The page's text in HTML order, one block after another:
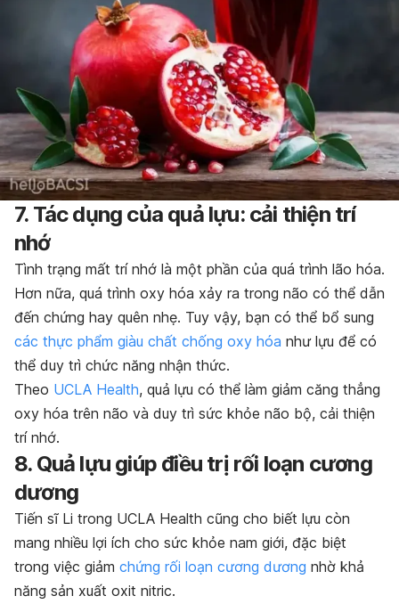
7. Tác dụng của quả lựu: cải thiện trí
nhớ
Tình trạng mất trí nhớ là một phần của quá trình lão hóa.
Hơn nữa, quá trình oxy hóa xảy ra trong não có thể dẫn
đến chứng hay quên nhẹ. Tuy vậy, bạn có thể bổ sung
các thực phẩm giàu chất chống oxy hóa như lựu để có
thể duy trì chức năng nhận thức.
Theo UCLA Health, quả lựu có thể làm giảm căng thẳng
oxy hóa trên não và duy trì sức khỏe não bộ, cải thiện
trí nhớ.
8. Quả lựu giúp điều trị rối loạn cương
dương
Tiến sĩ Li trong UCLA Health cũng cho biết lựu còn
mang nhiều lợi ích cho sức khỏe nam giới, đặc biệt
trong việc giảm chứng rối loạn cương dương nhờ khả
năng sản xuất oxit nitric.